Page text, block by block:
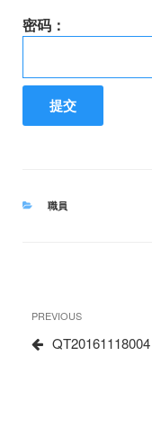
密码：
CATEGORIES
職員
文
章
Previous
Post
PREVIOUS
QT20161118004